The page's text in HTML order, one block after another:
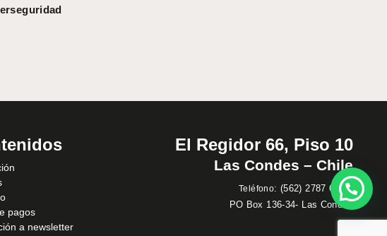
pagos
a newsletter
El Regidor 66, Piso 10
Las Condes – Chile
Teléfono: (562) 2787 60 00
PO Box 136-34- Las Condes